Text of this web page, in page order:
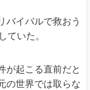
バイバルで救おう
ていた。
が起こる直前だと
の世界では取らな